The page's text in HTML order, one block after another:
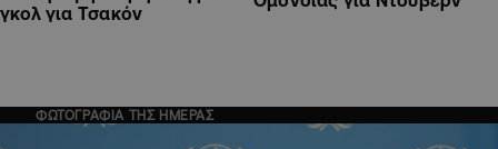
γκολ για Τσακόν
ΦΩΤΟΓΡΑΦΙΑ ΤΗΣ ΗΜΕΡΑΣ